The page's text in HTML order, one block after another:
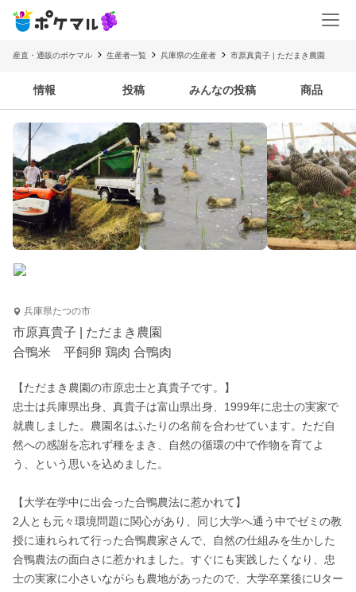
産直・通販のポケマル 生産者一覧 兵庫県の生産者 市原真貴子 | ただまき農園
情報 投稿 みんなの投稿 商品
兵庫県たつの市
市原真貴子 | ただまき農園
合鴨米 平飼卵 鶏肉 合鴨肉
【ただまき農園の市原忠士と真貴子です。】
忠士は兵庫県出身、真貴子は富山県出身、1999年に忠士の実家で
就農しました。農園名はふたりの名前を合わせています。ただ自
然への感謝を忘れず種をまき、自然の循環の中で作物を育てよ
う、という思いを込めました。
【大学在学中に出会った合鴨農法に惹かれて】
2人とも元々環境問題に関心があり、同じ大学へ通う中でゼミの教
授に連れられて行った合鴨農家さんで、自然の仕組みを生かした
合鴨農法の面白さに惹かれました。すぐにも実践したくなり、忠
士の実家に小さいながらも農地があったので、大学卒業後にUター